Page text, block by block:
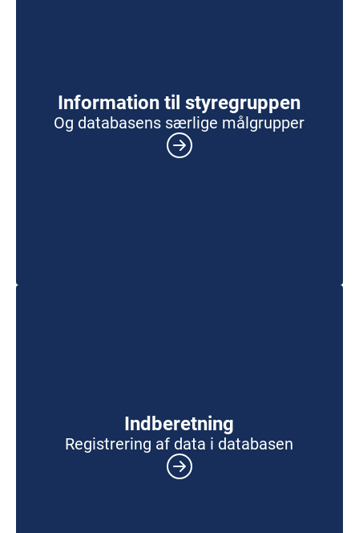
Information til styregruppen
Og databasens særlige målgrupper
Indberetning
Registrering af data i databasen